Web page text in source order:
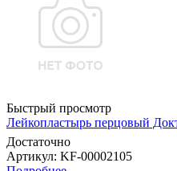
Быстрый просмотр
Лейкопластырь перцовый
Достаточно
Артикул: KF-00002105